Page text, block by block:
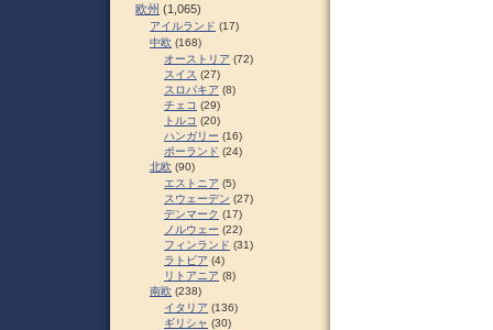
欧州 (1,065)
アイルランド (17)
中欧 (168)
オーストリア (72)
スイス (27)
スロパキア (8)
チェコ (29)
トルコ (20)
ハンガリー (16)
ポーランド (24)
北欧 (90)
エストニア (5)
スウェーデン (27)
デンマーク (17)
ノルウェー (22)
フィンランド (31)
ラトビア (4)
リトアニア (8)
南欧 (238)
イタリア (136)
ギリシャ (30)